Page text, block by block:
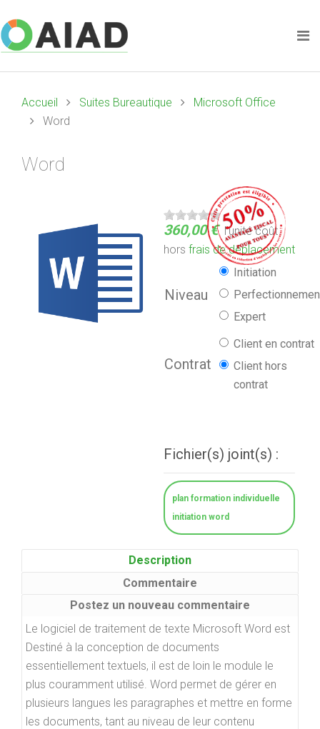
Accueil Suites Bureautique
Microsoft Office
Word
Word
360,00 € l'unitécoût
hors frais de déplacement
Niveau
Initiation
Expert
Contrat
Client en contrat
Client hors
contrat
Fichier(s) joint(s) :
plan formation individuelle
initiation word
Description
Commentaire
Postez un nouveau commentaire
Le logiciel de traitement de texte Microsoft Word est
Destiné à la conception de documents
essentiellement textuels, il est de loin le module le
plus couramment utilisé. Word permet de gérer en
plusieurs langues les paragraphes et mettre en forme
les documents, tant au niveau de leur contenu